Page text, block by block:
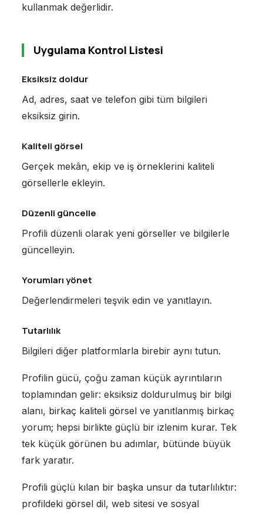
kullanmak değerlidir.
Uygulama Kontrol Listesi
Eksiksiz doldur
Ad, adres, saat ve telefon gibi tüm bilgileri
eksiksiz girin.
Kaliteli görsel
Gerçek mekân, ekip ve iş örneklerini kaliteli
görsellerle ekleyin.
Düzenli güncelle
Profili düzenli olarak yeni görseller ve bilgilerle
güncelleyin.
Yorumları yönet
Değerlendirmeleri teşvik edin ve yanıtlayın.
Tutarlılık
Bilgileri diğer platformlarla birebir aynı tutun.
Profilin gücü, çoğu zaman küçük ayrıntıların
toplamından gelir: eksiksiz doldurulmuş bir bilgi
alanı, birkaç kaliteli görsel ve yanıtlanmış birkaç
yorum; hepsi birlikte güçlü bir izlenim kurar. Tek
tek küçük görünen bu adımlar, bütünde büyük
fark yaratır.
Profili güçlü kılan bir başka unsur da tutarlılıktır:
profildeki görsel dil, web sitesi ve sosyal